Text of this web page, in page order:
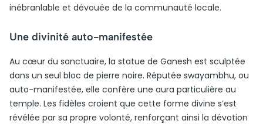
inébranlable et dévouée de la communauté locale.
Une divinité auto-manifestée
Au cœur du sanctuaire, la statue de Ganesh est sculptée
dans un seul bloc de pierre noire. Réputée swayambhu, ou
auto-manifestée, elle confère une aura particulière au
temple. Les fidèles croient que cette forme divine s’est
révélée par sa propre volonté, renforçant ainsi la dévotion